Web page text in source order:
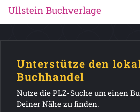
Ullstein Buchverlage
Unterstütze den
Buchhandel
Nutze die PLZ-Suche um einen
Deiner Nähe zu finden.